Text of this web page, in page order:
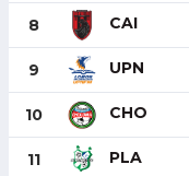
8 CAI
9 UPN
10 CHO
11 PLA